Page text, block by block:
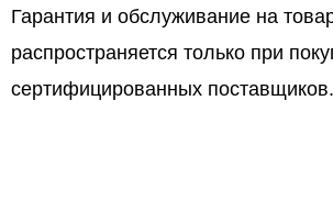
Гарантия и обслуживание на
распространяется только при
сертифицированных поставщиков.